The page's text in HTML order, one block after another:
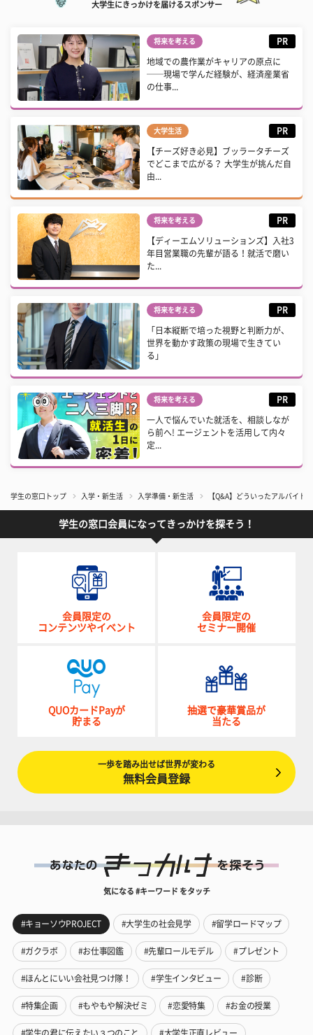
大学生にきっかけを届けるスポンサー
将来を考える PR
地域での農作業がキャリアの原点に
──現場で学んだ経験が、経済産業省
の仕事...
大学生活 PR
【チーズ好き必見】ブッラータチーズ
でどこまで広がる？ 大学生が挑んだ自
由...
将来を考える PR
【ディーエムソリューションズ】入社3
年目営業職の先輩が語る！就活で磨い
た...
将来を考える PR
「日本縦断で培った視野と判断力が、
世界を動かす政策の現場で生きてい
る」
将来を考える PR
一人で悩んでいた就活を、相談しなが
ら前へ! エージェントを活用して内々
定...
学生の窓口トップ 入学・新生活 入学準備・新生活 【Q&A】どういったアルバイト
学生の窓口会員になってきっかけを探そう！
会員限定の
コンテンツやイベント
会員限定の
セミナー開催
QUOカードPayが
貯まる
抽選で豪華賞品が
当たる
一歩を踏み出せば世界が変わる
無料会員登録
気になる #キーワード をタッチ
#キョーソウPROJECT #大学生の社会見学 #留学ロードマップ
#ガクラボ #お仕事図鑑 #先輩ロールモデル #プレゼント
#ほんとにいい会社見つけ隊！ #学生インタビュー #診断
#特集企画 #もやもや解決ゼミ #恋愛特集 #お金の授業
#学生の君に伝えたい３つのこと #大学生正直レビュー